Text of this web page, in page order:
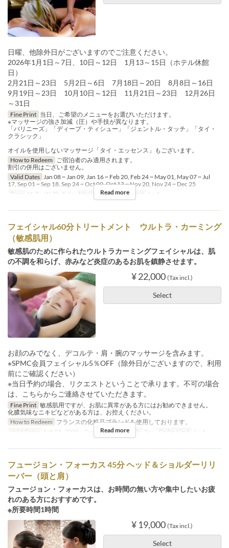
日曜、他除外日がございますのでご注意ください。
2026年1月1日～7日、10日～12日 1月13～15日（ホテル休館
日）
2月21日～23日 5月2日～6日 7月18日～20日 8月8日～16日
9月19日～23日 10月10日～12日 11月21日～23日 12月26日
～31日
Fine Print 当日、ご希望のメニューをお選びいただけます。
※マッサージの強さ加減（圧）や手技が異なります。
「バリニーズ」「ディープ・ティシュー」「ジェントル・タッチ」「タイ・
クラシック」
オイルを使用しないマッサージ「タイ・エッセンス」もございます。
How to Redeem ご宿泊者のみ適用されます。
割引の併用はございません。
Valid Dates Jan 08 ~ Jan 09, Jan 16 ~ Feb 20, Feb 24 ~ May 01, May 07 ~ Jul
17, Sep 01 ~ Sep 18, Sep 24 ~ Oct 09, Oct 13 ~ Nov 20, Nov 24 ~ Dec 25
Days
M, Tu, W, Th, F, Sa Meals Tea Order Limit 1 ~ 1
Read more
フェイシャル60分トリートメント ウルトラ・カーミング
（敏感肌用）
敏感肌のために作られたウルトラカーミングフェイシャルは、肌
の不調を和らげ、赤みなど炎症のあるお肌を鎮静させます。
¥ 22,000 (Tax incl.)
Select
お顔のみでなく、デコルテ・肩・腕のマッサージを含みます。
※SPMC会員フェイシャル5％OFF（除外日がございますので、利用
前にご確認ください）
※当日予約の場合、リクエストということで承ります。不可の場合
は、こちらからご連絡させていただきます。
Fine Print 敏感肌用ですが、お肌に異常がある方にはお勧めできません。
化膿気味なニキビなどがある方は、お控えください。
How to Redeem フランスの化粧品ブランドを使用しております。
Valid Dates
Feb 01, 2025 ~ Dec 31, 2029 Meals Tea Order Limit 1 ~ 1
Read more
フュージョン・フォーカス 45分 ヘッド＆ショルダーリリ
ーバー（頭と肩）
フュージョン・フォーカスは、お時間の無い方や集中したいお疲
れのある方におすすめです。
※所要時間1時間
¥ 19,000 (Tax incl.)
Select